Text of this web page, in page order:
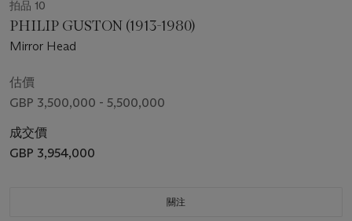
拍品 10
PHILIP GUSTON (1913-1980)
Mirror Head
估價
GBP 3,500,000 - 5,500,000
成交價
GBP 3,954,000
關注